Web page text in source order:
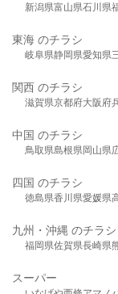
新潟県富山県石川県
東海 のチラシ
岐阜県静岡県愛知県
関西 のチラシ
滋賀県京都府大阪府
中国 のチラシ
鳥取県島根県岡山県
四国 のチラシ
徳島県香川県愛媛県
九州・沖縄 のチラシ
福岡県佐賀県長崎県
スーパー